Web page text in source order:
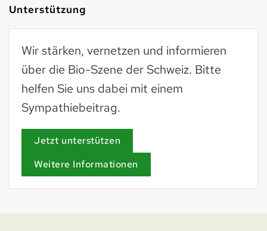
Unterstützung
Wir stärken, vernetzen und informieren
über die Bio-Szene der Schweiz. Bitte
helfen Sie uns dabei mit einem
Sympathiebeitrag.
Jetzt unterstützen
Weitere Informationen